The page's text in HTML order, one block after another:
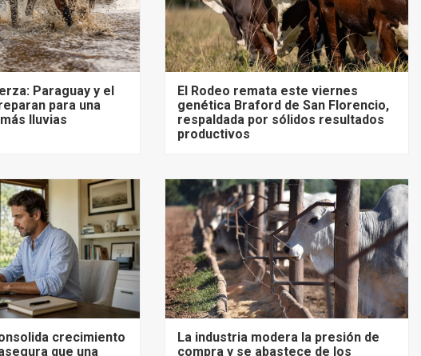
Paraguay y el
para una
lluvias
El Rodeo remata este viernes
genética Braford de San Florencio,
respaldada por sólidos resultados
productivos
crecimiento
que una
La industria modera la presión de
compra y se abastece de los